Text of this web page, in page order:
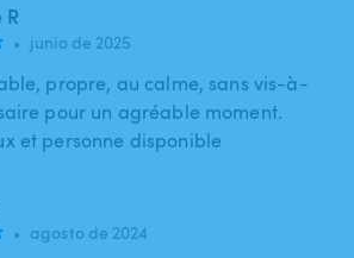
• junio de 2025
propre, au calme, sans vis-à-
pour un agréable moment.
et personne disponible
• agosto de 2024